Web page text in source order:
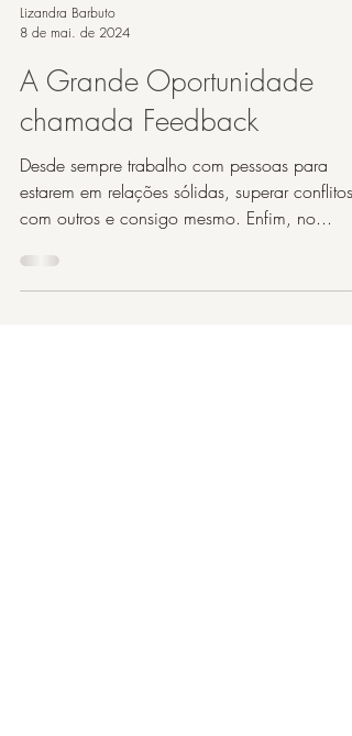
8 de mai. de 2024
A Grande Oportunidade
chamada Feedback
Desde sempre trabalho com pessoas para
com outros e consigo mesmo. Enfim, no...